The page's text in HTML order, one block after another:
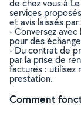
de chez vous à
services
et avis laissés
- Conversez
pour des
- Du contrat de
par la prise de
factures : utilisez
prestation.
Comment